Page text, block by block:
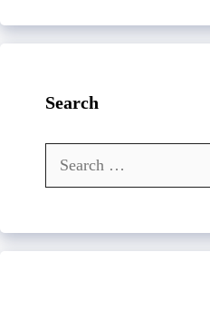
Search
Search
for: